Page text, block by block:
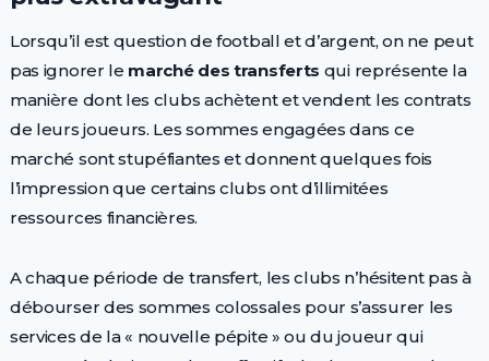
Lorsqu’il est question de football et d’argent, on ne peut
pas ignorer le marché des transferts qui représente la
manière dont les clubs achètent et vendent les contrats
de leurs joueurs. Les sommes engagées dans ce
marché sont stupéfiantes et donnent quelques fois
l’impression que certains clubs ont d’illimitées
ressources financières.
A chaque période de transfert, les clubs n’hésitent pas à
débourser des sommes colossales pour s’assurer les
services de la « nouvelle pépite » ou du joueur qui